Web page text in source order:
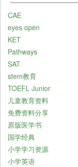
CAE
eyes open
KET
Pathways
SAT
stem教育
TOEFL Junior
儿童教育资料
免费资料分享
原版医学书
国学经典
小学学习资源
小学英语